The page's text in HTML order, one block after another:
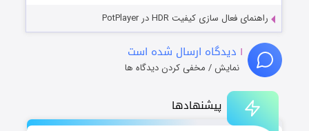
پیشنهادها
راهنمای فعال سازی کیفیت HDR در PotPlayer
۱ دیدگاه ارسال شده است
نمایش / مخفی کردن دیدگاه ها